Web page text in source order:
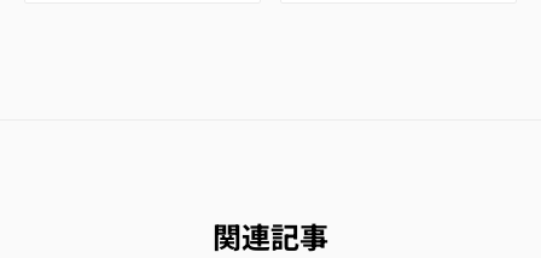
関連記事